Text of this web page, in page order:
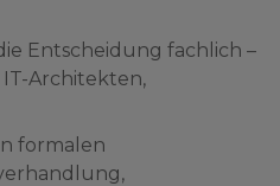
Entscheidung fachlich –
Architekten,
formalen